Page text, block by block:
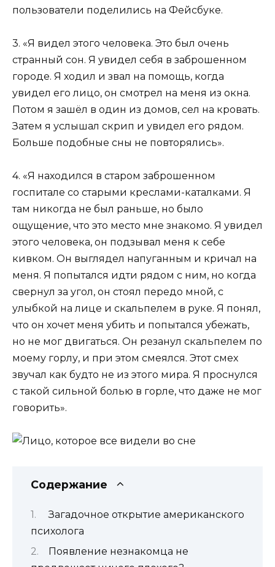
пользователи поделились на Фейсбуке.
3. «Я видел этого человека. Это был очень
странный сон. Я увидел себя в заброшенном
городе. Я ходил и звал на помощь, когда
увидел его лицо, он смотрел на меня из окна.
Потом я зашёл в один из домов, сел на кровать.
Затем я услышал скрип и увидел его рядом.
Больше подобные сны не повторялись».
4. «Я находился в старом заброшенном
госпитале со старыми креслами-каталками. Я
там никогда не был раньше, но было
ощущение, что это место мне знакомо. Я увидел
этого человека, он подзывал меня к себе
кивком. Он выглядел напуганным и кричал на
меня. Я попытался идти рядом с ним, но когда
свернул за угол, он стоял передо мной, с
улыбкой на лице и скальпелем в руке. Я понял,
что он хочет меня убить и попытался убежать,
но не мог двигаться. Он резанул скальпелем по
моему горлу, и при этом смеялся. Этот смех
звучал как будто не из этого мира. Я проснулся
с такой сильной болью в горле, что даже не мог
говорить».
Содержание
Загадочное открытие американского
психолога
Появление незнакомца не